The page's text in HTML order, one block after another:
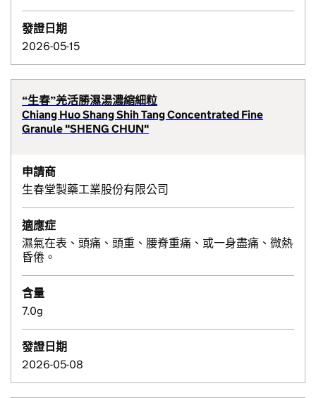
發證日期
2026-05-15
“生春”羌活勝濕湯濃縮細粒
Chiang Huo Shang Shih Tang Concentrated Fine
Granule "SHENG CHUN"
申請商
生春堂製藥工業股份有限公司
適應症
濕氣在表、頭痛、頭重、腰脊重痛、或一身盡痛、微熱
昏倦。
含量
7.0g
發證日期
2026-05-08